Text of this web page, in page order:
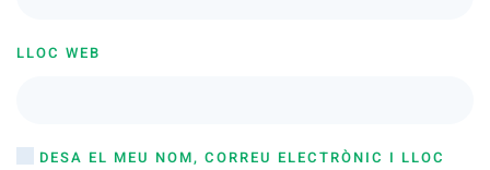
LLOC WEB
DESA EL MEU NOM, CORREU ELECTRÒNIC I LLOC